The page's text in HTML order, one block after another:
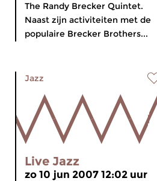
The Randy Brecker Quintet.
Naast zijn activiteiten met de
populaire Brecker Brothers...
Jazz
Live Jazz
zo 10 jun 2007 12:02 uur